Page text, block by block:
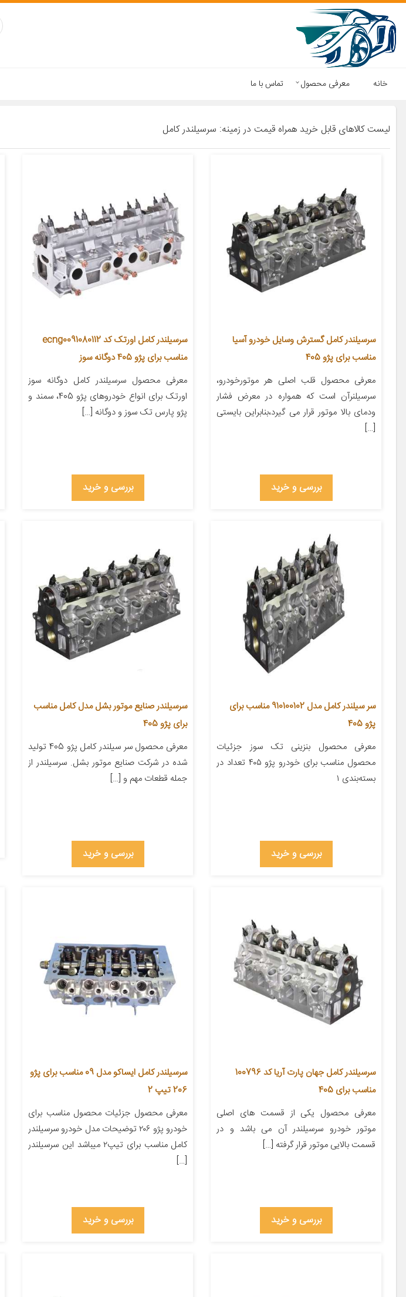
خانه معرفی محصول تماس با ما
لیست کالاهای قابل خرید همراه قیمت در زمینه: سرسیلندر کامل
سرسیلندر کامل گسترش وسایل خودرو آسیا
مناسب برای پژو 405
معرفی محصول قلب اصلی هر موتورخودرو،
سرسیلنرآن است که همواره در معرض فشار
ودمای بالا موتور قرار می گیرد،بنا‌بر‌این بایستی
[…]
بررسی و خرید
سرسیلندر کامل اورتک کد ecng0091080112
مناسب برای پژو 405 دوگانه سوز
معرفی محصول سرسیلندر کامل دوگانه سوز
اورتک برای انواع خودروهای پژو 405، سمند و
پژو پارس تک سوز و دوگانه […]
بررسی و خرید
سر سیلندر کامل مدل 910100102 مناسب برای
پژو 405
معرفی محصول بنزینی تک سوز جزئیات
محصول مناسب برای خودرو پژو ۴۰۵ تعداد در
بسته‌بندی ۱
بررسی و خرید
سرسیلندر صنایع موتور بشل مدل کامل مناسب
برای پژو 405
معرفی محصول سر سیلندر کامل پژو 405 تولید
شده در شرکت صنایع موتور بشل. سرسیلندر از
جمله قطعات مهم و […]
بررسی و خرید
سرسیلندر کامل جهان پارت آریا کد 100796
مناسب برای 405
معرفی محصول یکی از قسمت های اصلی
موتور خودرو سرسیلندر آن می باشد و در
قسمت بالایی موتور قرار گرفته […]
بررسی و خرید
سرسیلندر کامل ایساکو مدل 09 مناسب برای پژو
206 تیپ 2
معرفی محصول جزئیات محصول مناسب برای
خودرو پژو ۲۰۶ توضیحات مدل خودرو سرسیلندر
کامل مناسب برای تیپ۲ میباشد این سرسیلندر
[…]
بررسی و خرید